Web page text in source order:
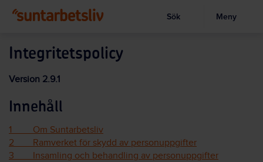
Visa sökruta
Sök Meny
Integritetspolicy
Version 2.9.1
Innehåll
1 Om Suntarbetsliv
2 Ramverket för skydd av personuppgifter
3 Insamling och behandling av personuppgifter